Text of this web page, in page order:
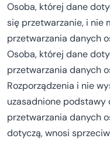
Osoba, której dane
się przetwarzanie, i nie
przetwarzania danych
Osoba, której dane
przetwarzania danych
Rozporządzenia i nie
uzasadnione podstawy
przetwarzania danych
dotyczą, wnosi